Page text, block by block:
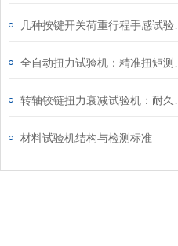
材料试验机结构与检测标准